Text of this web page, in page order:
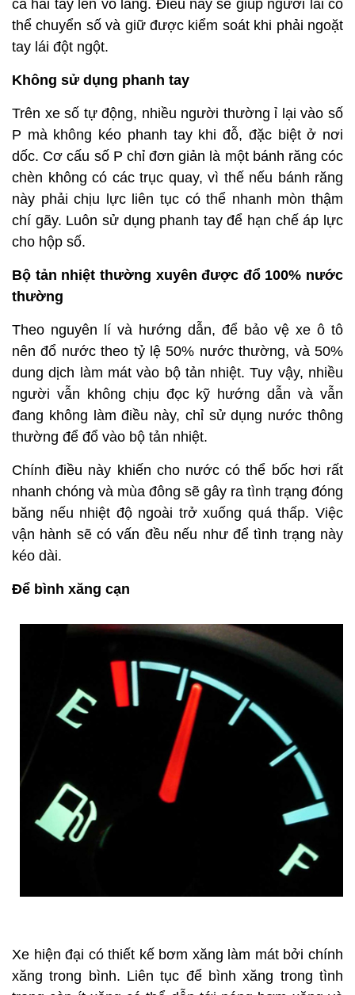
cả hai tay lên vô lăng. Điều này sẽ giúp người lái có
thể chuyển số và giữ được kiểm soát khi phải ngoặt
tay lái đột ngột.
Không sử dụng phanh tay
Trên xe số tự động, nhiều người thường ỉ lại vào số
P mà không kéo phanh tay khi đỗ, đặc biệt ở nơi
dốc. Cơ cấu số P chỉ đơn giản là một bánh răng cóc
chèn không có các trục quay, vì thế nếu bánh răng
này phải chịu lực liên tục có thể nhanh mòn thậm
chí gãy. Luôn sử dụng phanh tay để hạn chế áp lực
cho hộp số.
Bộ tản nhiệt thường xuyên được đổ 100% nước
thường
Theo nguyên lí và hướng dẫn, để bảo vệ xe ô tô
nên đổ nước theo tỷ lệ 50% nước thường, và 50%
dung dịch làm mát vào bộ tản nhiệt. Tuy vậy, nhiều
người vẫn không chịu đọc kỹ hướng dẫn và vẫn
đang không làm điều này, chỉ sử dụng nước thông
thường để đổ vào bộ tản nhiệt.
Chính điều này khiến cho nước có thể bốc hơi rất
nhanh chóng và mùa đông sẽ gây ra tình trạng đóng
băng nếu nhiệt độ ngoài trở xuống quá thấp. Việc
vận hành sẽ có vấn đều nếu như để tình trạng này
kéo dài.
Để bình xăng cạn
Xe hiện đại có thiết kế bơm xăng làm mát bởi chính
xăng trong bình. Liên tục để bình xăng trong tình